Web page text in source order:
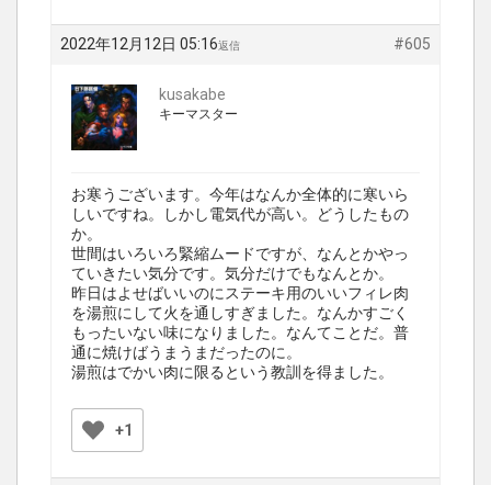
2022年12月12日 05:16 #605
返信
kusakabe
キーマスター
お寒うございます。今年はなんか全体的に寒いら
しいですね。しかし電気代が高い。どうしたもの
か。
世間はいろいろ緊縮ムードですが、なんとかやっ
ていきたい気分です。気分だけでもなんとか。
昨日はよせばいいのにステーキ用のいいフィレ肉
を湯煎にして火を通しすぎました。なんかすごく
もったいない味になりました。なんてことだ。普
通に焼けばうまうまだったのに。
湯煎はでかい肉に限るという教訓を得ました。
+1